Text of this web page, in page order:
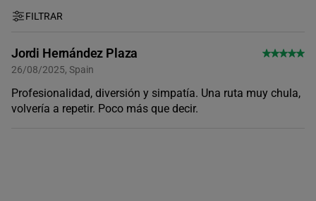
FILTRAR
Jordi Hernández Plaza
26/08/2025, Spain
Profesionalidad, diversión y simpatía. Una ruta muy chula,
volvería a repetir. Poco más que decir.